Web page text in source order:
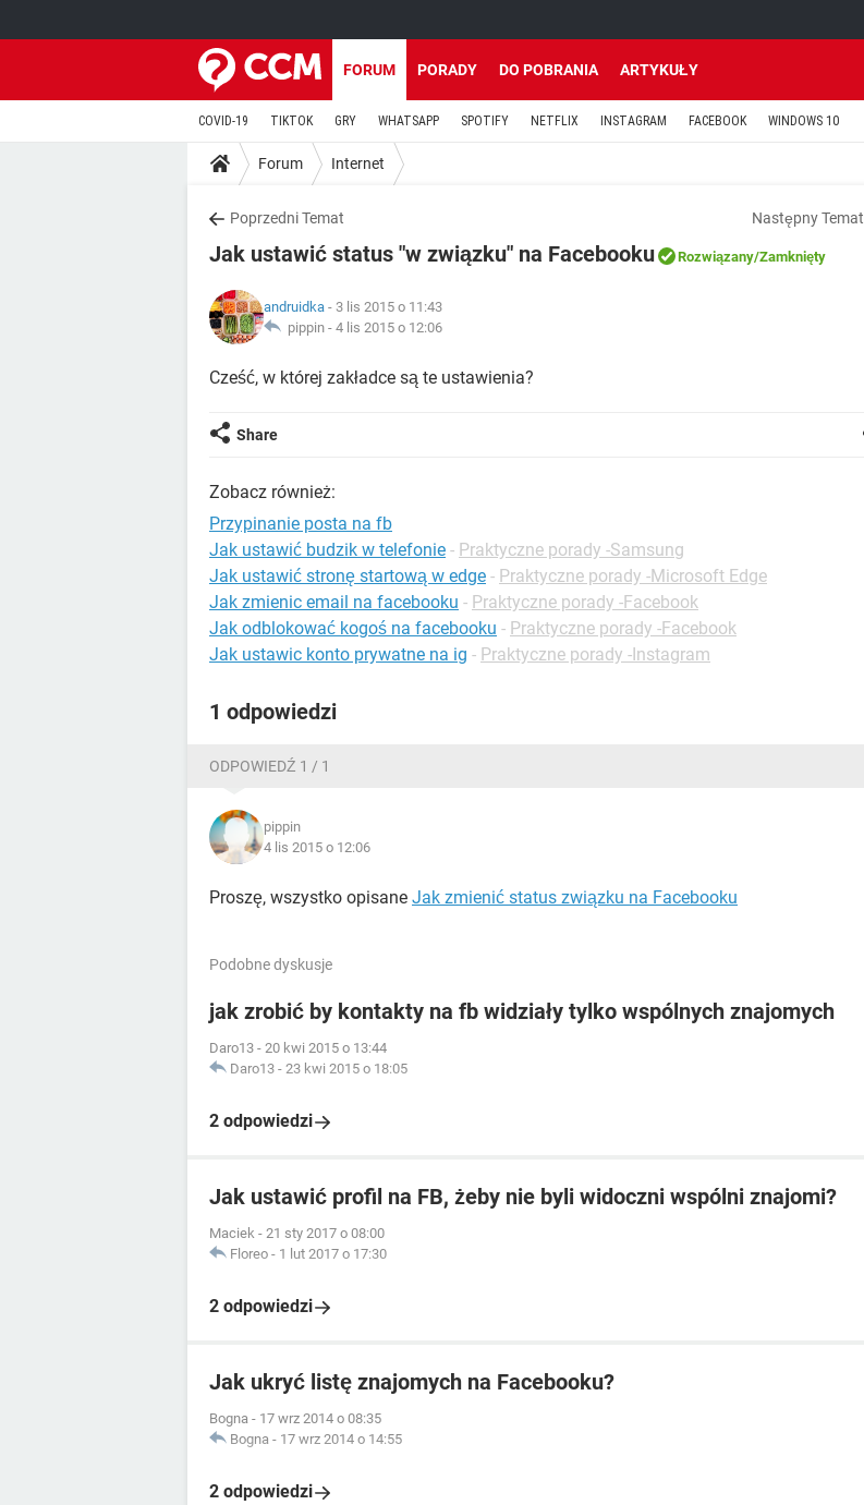
FORUM PORADY DO POBRANIA ARTYKUŁY
COVID-19 TIKTOK GRY WHATSAPP SPOTIFY NETFLIX INSTAGRAM FACEBOOK WINDOWS 10
Forum Internet
Poprzedni Temat Następny Temat
Jak ustawić status "w związku" na Facebooku Rozwiązany/Zamknięty
andruidka - 3 lis 2015 o 11:43
pippin - 4 lis 2015 o 12:06
Cześć, w której zakładce są te ustawienia?
Share
Zobacz również:
Przypinanie posta na fb
Jak ustawić budzik w telefonie - Praktyczne porady -Samsung
Jak ustawić stronę startową w edge - Praktyczne porady -Microsoft Edge
Jak zmienic email na facebooku - Praktyczne porady -Facebook
Jak odblokować kogoś na facebooku - Praktyczne porady -Facebook
Jak ustawic konto prywatne na ig - Praktyczne porady -Instagram
1 odpowiedzi
ODPOWIEDŹ 1 / 1
pippin
4 lis 2015 o 12:06
Proszę, wszystko opisane Jak zmienić status związku na Facebooku
Podobne dyskusje
jak zrobić by kontakty na fb widziały tylko wspólnych znajomych
Daro13 - 20 kwi 2015 o 13:44
Daro13 - 23 kwi 2015 o 18:05
2 odpowiedzi
Jak ustawić profil na FB, żeby nie byli widoczni wspólni znajomi?
Maciek - 21 sty 2017 o 08:00
Floreo - 1 lut 2017 o 17:30
2 odpowiedzi
Jak ukryć listę znajomych na Facebooku?
Bogna - 17 wrz 2014 o 08:35
Bogna - 17 wrz 2014 o 14:55
2 odpowiedzi